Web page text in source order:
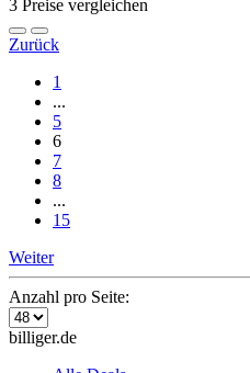
3 Preise vergleichen
Zurück
1
...
5
6
7
8
...
15
Weiter
Anzahl pro Seite:
billiger.de